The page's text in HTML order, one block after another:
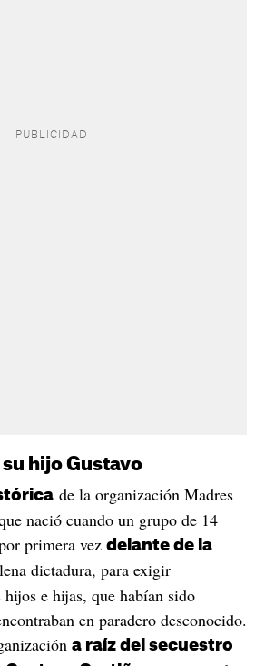
hijo Gustavo
de la organización Madres
nació cuando un grupo de 14
primera vez delante de la
dictadura, para exigir
e hijas, que habían sido
en paradero desconocido.
a raíz del secuestro